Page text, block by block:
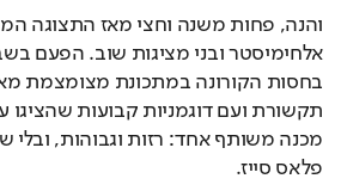
פלאס סייז.